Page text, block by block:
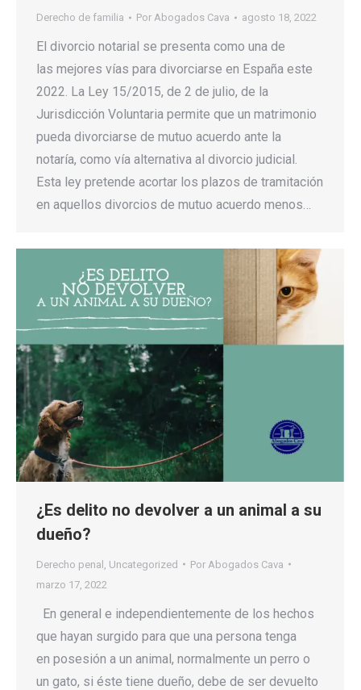
Derecho de familia Por Abogados Cava agosto 18, 2022
El divorcio notarial se presenta como una de
las mejores vías para divorciarse en España este
2022. La Ley 15/2015, de 2 de julio, de la
Jurisdicción Voluntaria permite que un matrimonio
pueda divorciarse de mutuo acuerdo ante la
notaría, como vía alternativa al divorcio judicial.
Esta ley pretende acortar los plazos de tramitación
en aquellos divorcios de mutuo acuerdo menos…
¿Es delito no devolver a un animal a su
dueño?
Derecho penal Uncategorized Por Abogados Cava
marzo 17, 2022
En general e independientemente de los hechos
que hayan surgido para que una persona tenga
en posesión a un animal, normalmente un perro o
un gato, si éste tiene dueño, debe de ser devuelto